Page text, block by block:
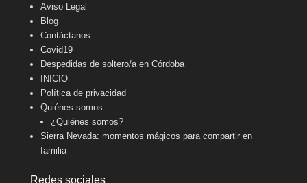
Aviso Legal
Blog
Contáctanos
Covid19
Despedidas de soltero/a en Córdoba
INICIO
Política de privacidad
Quiénes somos
¿Quiénes somos?
Sierra Nevada: momentos mágicos para compartir en
familia
Redes sociales